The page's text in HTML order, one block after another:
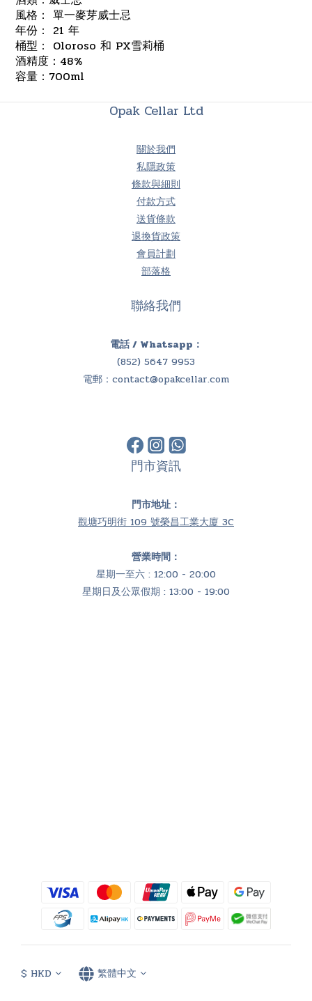
風格： 單一麥芽威士忌
年份： 21 年
桶型： Oloroso 和 PX雪莉桶
酒精度：48%
容量：700ml
Opak Cellar Ltd
關於我們
私隱政策
條款與細則
付款方式
送貨條款
退換貨政策
會員計劃
部落格
聯絡我們
電話 / Whatsapp：
(852) 5647 9953
電郵： contact@opakcellar.com
門市資訊
門市地址：
觀塘巧明街 109 號榮昌工業大廈 3C
營業時間：
星期一至六 : 12:00 - 20:00
星期日及公眾假期 : 13:00 - 19:00
$ HKD 繁體中文